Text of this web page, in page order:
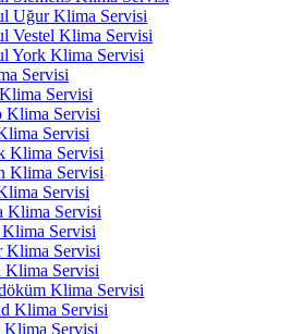
Uğur Klima Servisi
Vestel Klima Servisi
York Klima Servisi
Servisi
Servisi
Klima Servisi
Servisi
Klima Servisi
Klima Servisi
Servisi
Klima Servisi
Servisi
Klima Servisi
Klima Servisi
Klima Servisi
Klima Servisi
Klima Servisi